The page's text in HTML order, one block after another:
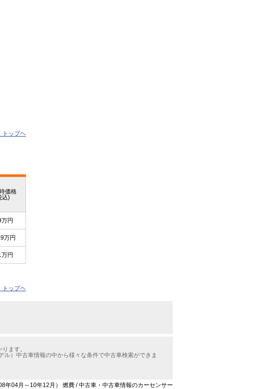
トップヘ
価格
込)
万円
万円
万円
トップヘ
ます。
）中古車情報の中から様々な条件で中古車検索ができま
年04月～10年12月） 燃費 / 中古車・中古車情報のカーセンサー